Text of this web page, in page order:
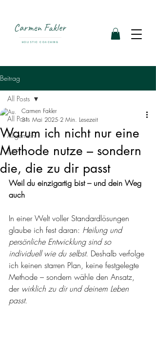
Carmen Fakler
HOLISTIC COACHING
Beitrag
All Posts
Allgemein
NLP
All Posts
Warum ich nicht nur eine
Methode nutze – sondern
die, die zu dir passt
Carmen Fakler
31. Mai 2025 2 Min. Lesezeit
Weil du einzigartig bist – und dein Weg
auch
In einer Welt voller Standardlösungen
glaube ich fest daran: Heilung und
persönliche Entwicklung sind so
individuell wie du selbst. Deshalb verfolge
ich keinen starren Plan, keine festgelegte
Methode – sondern wähle den Ansatz,
der wirklich zu dir und deinem Leben
passt.